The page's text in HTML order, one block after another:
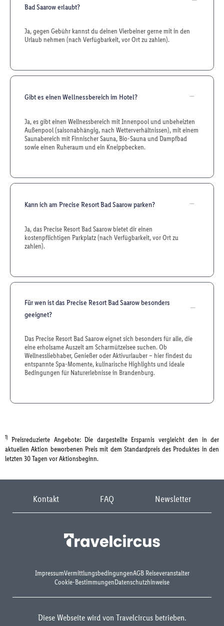
Bad Saarow erlaubt?
Ja, gegen Gebühr kannst du deinen Vierbeiner gerne mit in den
Urlaub nehmen (nach Verfügbarkeit, vor Ort zu zahlen).
Gibt es einen Wellnessbereich im Hotel?
Ja, es gibt einen Wellnessbereich mit Innenpool und unbeheizten
Außenpool (saisonabhängig, nach Wetterverhältnissen), mit einem
Saunabereich mit Finnischer Sauna, Bio-Sauna und Dampfbad
sowie einen Ruheraum und ein Kneippbecken.
Kann ich am Precise Resort Bad Saarow parken?
Ja, das Precise Resort Bad Saarow bietet dir einen
kostenpflichtigen Parkplatz (nach Verfügbarkeit, vor Ort zu
zahlen).
Für wen ist das Precise Resort Bad Saarow besonders
geeignet?
Das Precise Resort Bad Saarow eignet sich besonders für alle, die
eine erholsame Auszeit am Scharmützelsee suchen. Ob
Wellnessliebhaber, Genießer oder Aktivurlauber – hier findest du
entspannte Spa-Momente, kulinarische Highlights und ideale
Bedingungen für Naturerlebnisse in Brandenburg.
1) Preisreduzierte Angebote: Die dargestellte Ersparnis vergleicht den in der
aktuellen Aktion beworbenen Preis mit dem Standardpreis des Produktes in den
letzten 30 Tagen vor Aktionsbeginn.
Kontakt FAQ Newsletter
ImpressumVermittlungsbedingungenAGB Reiseveranstalter
Cookie-BestimmungenDatenschutzhinweise
Diese Webseite wird von Travelcircus betrieben.